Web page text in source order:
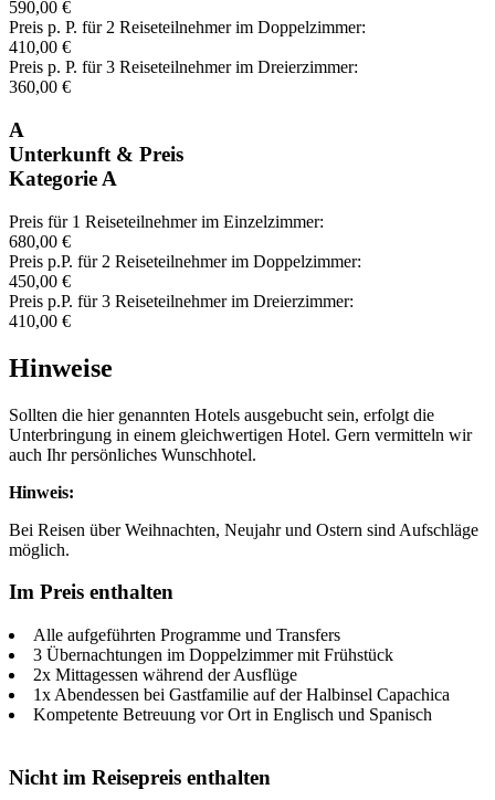
590,00 €
Preis p. P. für 2 Reiseteilnehmer im Doppelzimmer:
410,00 €
Preis p. P. für 3 Reiseteilnehmer im Dreierzimmer:
360,00 €
A
Unterkunft & Preis
Kategorie A
Preis für 1 Reiseteilnehmer im Einzelzimmer:
680,00 €
Preis p.P. für 2 Reiseteilnehmer im Doppelzimmer:
450,00 €
Preis p.P. für 3 Reiseteilnehmer im Dreierzimmer:
410,00 €
Hinweise
Sollten die hier genannten Hotels ausgebucht sein, erfolgt die
Unterbringung in einem gleichwertigen Hotel. Gern vermitteln wir
auch Ihr persönliches Wunschhotel.
Hinweis:
Bei Reisen über Weihnachten, Neujahr und Ostern sind Aufschläge
möglich.
Im Preis enthalten
Alle aufgeführten Programme und Transfers
3 Übernachtungen im Doppelzimmer mit Frühstück
2x Mittagessen während der Ausflüge
1x Abendessen bei Gastfamilie auf der Halbinsel Capachica
Kompetente Betreuung vor Ort in Englisch und Spanisch
Nicht im Reisepreis enthalten